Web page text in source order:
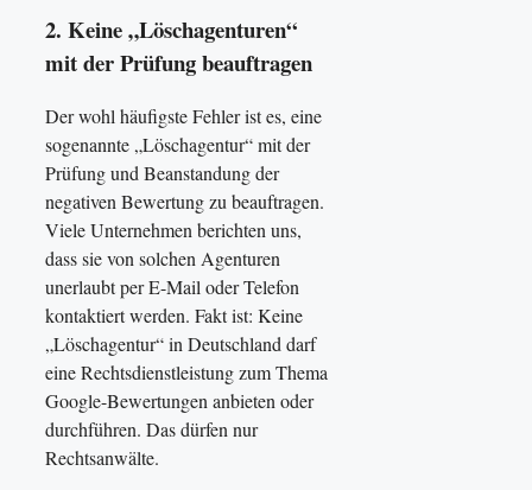
2. Keine „Löschagenturen“
mit der Prüfung beauftragen
Der wohl häufigste Fehler ist es, eine
sogenannte „Löschagentur“ mit der
Prüfung und Beanstandung der
negativen Bewertung zu beauftragen.
Viele Unternehmen berichten uns,
dass sie von solchen Agenturen
unerlaubt per E-Mail oder Telefon
kontaktiert werden. Fakt ist: Keine
„Löschagentur“ in Deutschland darf
eine Rechtsdienstleistung zum Thema
Google-Bewertungen anbieten oder
durchführen. Das dürfen nur
Rechtsanwälte.